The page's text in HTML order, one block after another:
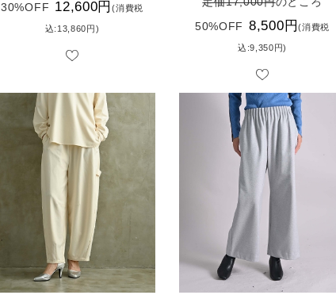
30%OFF 12,600円(消費税
込:13,860円)
50%OFF 8,500円(消費税
込:9,350円)